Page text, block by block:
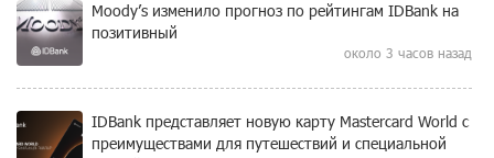
Moody’s изменило прогноз по рейтингам IDBank на
позитивный
около 3 часов назад
IDBank представляет новую карту Mastercard World с
преимуществами для путешествий и специальной